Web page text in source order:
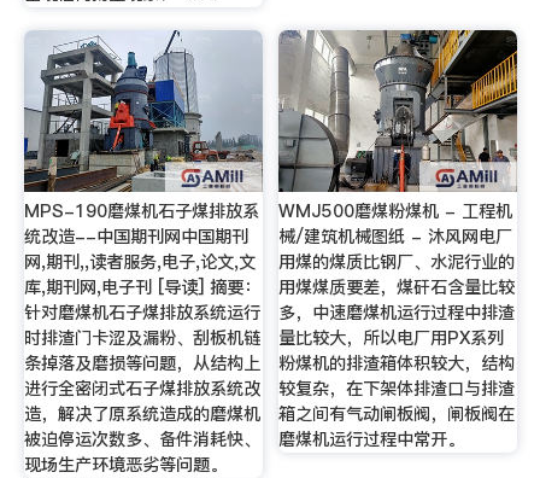
MPS-190磨煤机石子煤排放系
统改造--中国期刊网中国期刊
网,期刊,,读者服务,电子,论文,文
库,期刊网,电子刊 [导读] 摘要：
针对磨煤机石子煤排放系统运行
时排渣门卡涩及漏粉、刮板机链
条掉落及磨损等问题，从结构上
进行全密闭式石子煤排放系统改
造，解决了原系统造成的磨煤机
被迫停运次数多、备件消耗快、
现场生产环境恶劣等问题。
WMJ500磨煤粉煤机 - 工程机
械/建筑机械图纸 - 沐风网电厂
用煤的煤质比钢厂、水泥行业的
用煤煤质要差，煤矸石含量比较
多，中速磨煤机运行过程中排渣
量比较大，所以电厂用PX系列
粉煤机的排渣箱体积较大，结构
较复杂，在下架体排渣口与排渣
箱之间有气动闸板阀，闸板阀在
磨煤机运行过程中常开。